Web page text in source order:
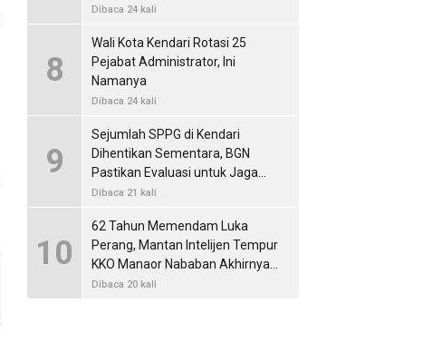
Produk Lokal
Dibaca 24 kali
8
Wali Kota Kendari Rotasi 25
Pejabat Administrator, Ini
Namanya
Dibaca 24 kali
9
Sejumlah SPPG di Kendari
Dihentikan Sementara, BGN
Pastikan Evaluasi untuk Jaga
Standar Layanan MBG
Dibaca 21 kali
10
62 Tahun Memendam Luka
Perang, Mantan Intelijen Tempur
KKO Manaor Nababan Akhirnya
Membuka Kisah Operasi Dwikora
Dibaca 20 kali